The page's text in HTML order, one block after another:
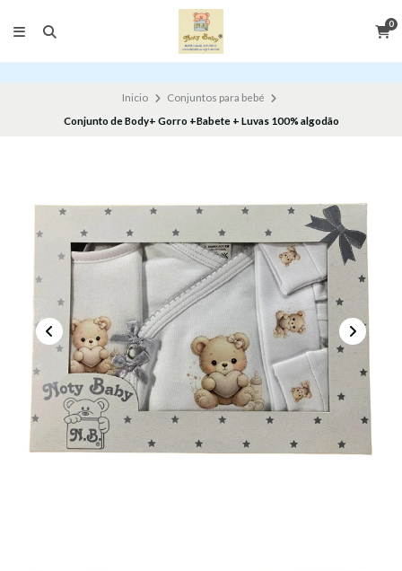
0
Inicio
Conjuntos para bebé
Conjunto de Body+ Gorro +Babete + Luvas 100% algodão